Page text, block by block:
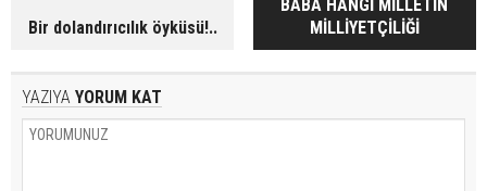
Bir dolandırıcılık öyküsü!..
BABA HANGİ MİLLETİN
MİLLİYETÇİLİĞİ
YAZIYA YORUM KAT